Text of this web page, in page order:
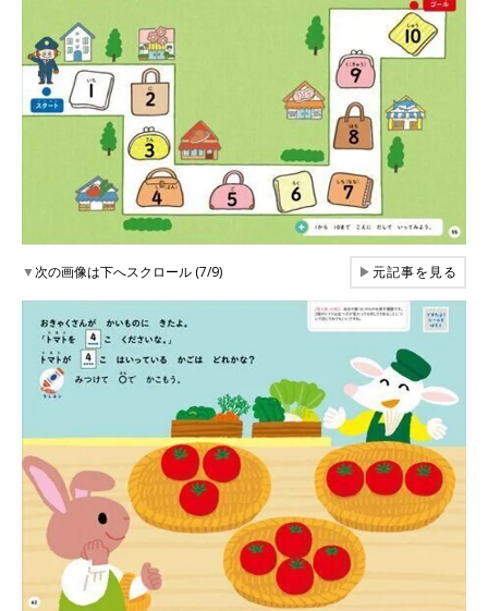
▼次の画像は下へスクロール (7/9) ▶元記事を見る